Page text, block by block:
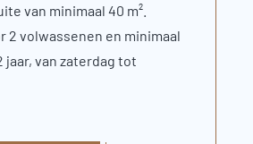
van minimaal 40 m².
2 volwassenen en minimaal
jaar, van zaterdag tot